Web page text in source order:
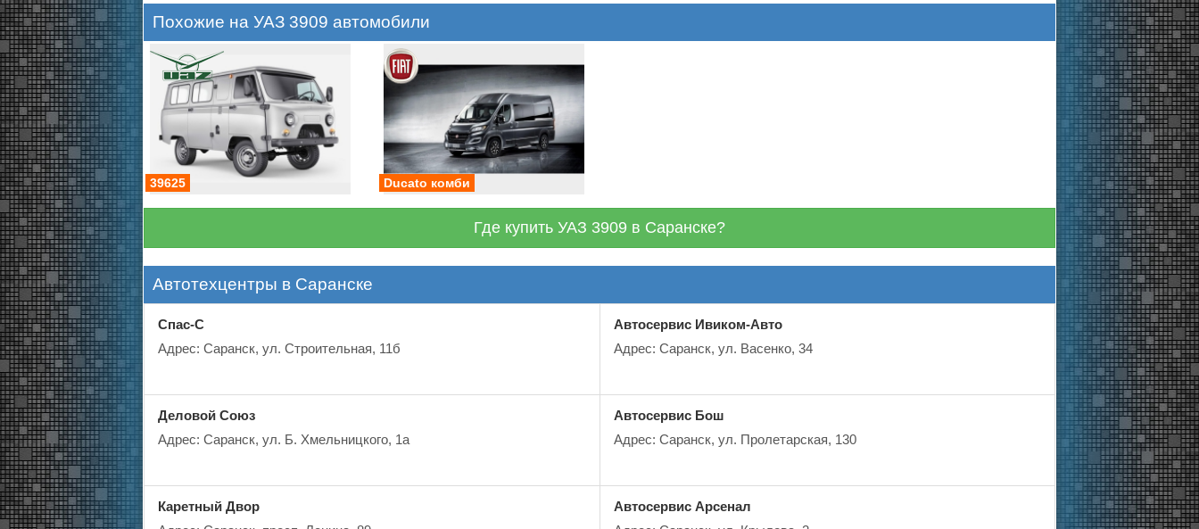
Похожие на УАЗ 3909 автомобили
39625 Ducato комби
Где купить УАЗ 3909 в Саранске?
Автотехцентры в Саранске
Спас-С
Адрес: Саранск, ул. Строительная, 11б
Деловой Союз
Адрес: Саранск, ул. Б. Хмельницкого, 1а
Каретный Двор
Автосервис Ивиком-Авто
Адрес: Саранск, ул. Васенко, 34
Автосервис Бош
Адрес: Саранск, ул. Пролетарская, 130
Автосервис Арсенал